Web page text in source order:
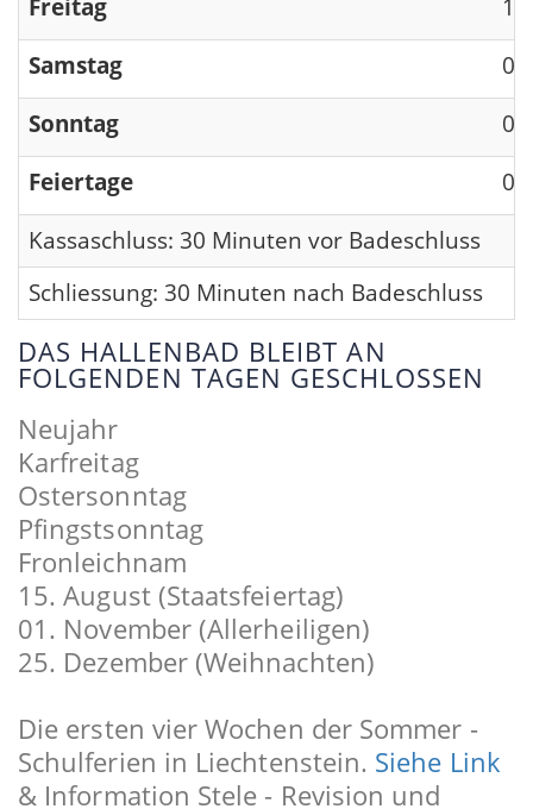
Freitag
Samstag
Sonntag
Feiertage
Kassaschluss: 30 Minuten vor Badeschluss
Schliessung: 30 Minuten nach Badeschluss
DAS HALLENBAD BLEIBT AN
FOLGENDEN TAGEN GESCHLOSSEN
Neujahr
Karfreitag
Ostersonntag
Pfingstsonntag
Fronleichnam
15. August (Staatsfeiertag)
01. November (Allerheiligen)
25. Dezember (Weihnachten)
Die ersten vier Wochen der Sommer -
Schulferien in Liechtenstein. Siehe Link
& Information Stele - Revision und